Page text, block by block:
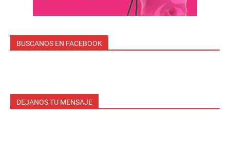
BUSCANOS EN FACEBOOK
DEJANOS TU MENSAJE